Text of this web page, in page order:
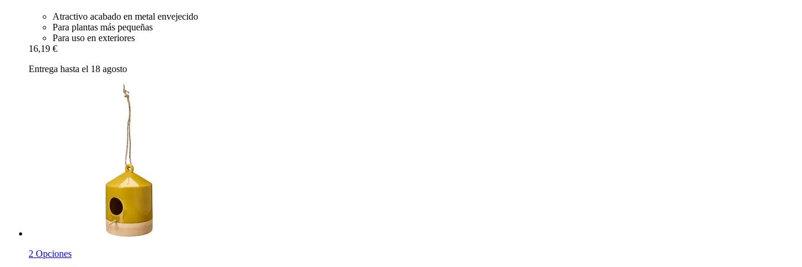
Atractivo acabado en metal envejecido
Para plantas más pequeñas
Para uso en exteriores
16,19 €
Entrega hasta el 18 agosto
2 Opciones